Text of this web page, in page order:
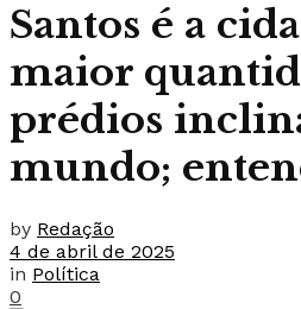
Santos é a
maior
prédios
mundo;
by Redação
4 de abril de 2025
in Política
0